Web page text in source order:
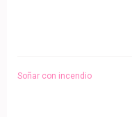
Soñar con incendio